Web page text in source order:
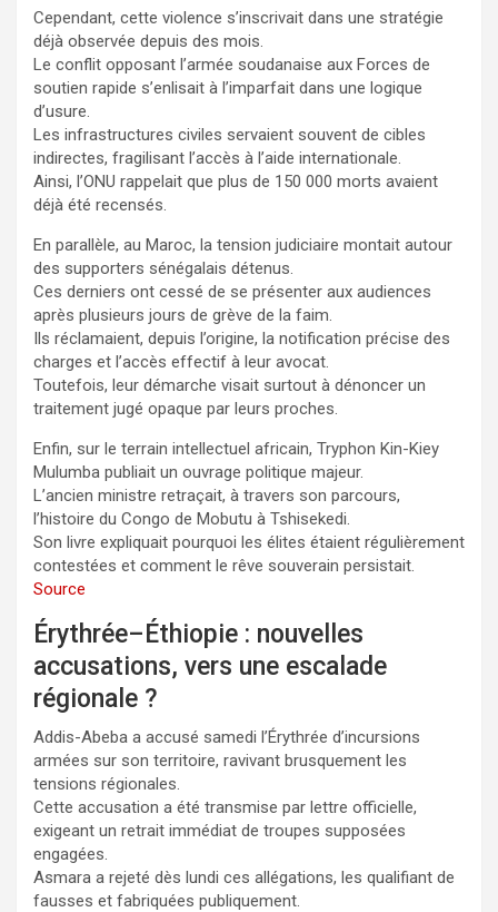
Cependant, cette violence s’inscrivait dans une stratégie
déjà observée depuis des mois.
Le conflit opposant l’armée soudanaise aux Forces de
soutien rapide s’enlisait à l’imparfait dans une logique
d’usure.
Les infrastructures civiles servaient souvent de cibles
indirectes, fragilisant l’accès à l’aide internationale.
Ainsi, l’ONU rappelait que plus de 150 000 morts avaient
déjà été recensés.
En parallèle, au Maroc, la tension judiciaire montait autour
des supporters sénégalais détenus.
Ces derniers ont cessé de se présenter aux audiences
après plusieurs jours de grève de la faim.
Ils réclamaient, depuis l’origine, la notification précise des
charges et l’accès effectif à leur avocat.
Toutefois, leur démarche visait surtout à dénoncer un
traitement jugé opaque par leurs proches.
Enfin, sur le terrain intellectuel africain, Tryphon Kin-Kiey
Mulumba publiait un ouvrage politique majeur.
L’ancien ministre retraçait, à travers son parcours,
l’histoire du Congo de Mobutu à Tshisekedi.
Son livre expliquait pourquoi les élites étaient régulièrement
contestées et comment le rêve souverain persistait.
Source
Érythrée–Éthiopie : nouvelles
accusations, vers une escalade
régionale ?
Addis-Abeba a accusé samedi l’Érythrée d’incursions
armées sur son territoire, ravivant brusquement les
tensions régionales.
Cette accusation a été transmise par lettre officielle,
exigeant un retrait immédiat de troupes supposées
engagées.
Asmara a rejeté dès lundi ces allégations, les qualifiant de
fausses et fabriquées publiquement.